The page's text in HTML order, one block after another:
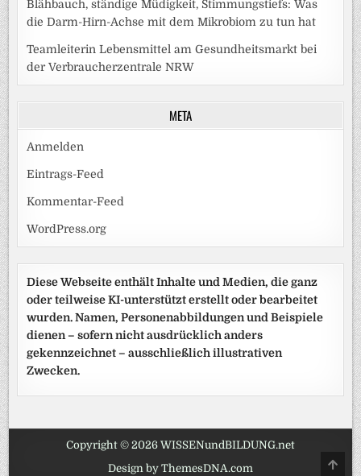
Blähbauch, ständige Müdigkeit, Stimmungstiefs: Was
die Darm-Hirn-Achse mit dem Mikrobiom zu tun hat
Teamleiterin Lebensmittel am Gesundheitsmarkt bei
der Verbraucherzentrale NRW
META
Anmelden
Eintrags-Feed
Kommentar-Feed
WordPress.org
Diese Webseite enthält Inhalte und Medien, die ganz
oder teilweise KI-unterstützt erstellt oder bearbeitet
wurden. Namen, Personenabbildungen und Beispiele
dienen – sofern nicht ausdrücklich anders
gekennzeichnet – ausschließlich illustrativen
Zwecken.
Copyright © 2026 WISSENundBILDUNG.net
Design by ThemesDNA.com